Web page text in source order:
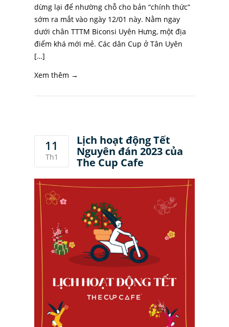
dừng lại để nhường chỗ cho bản “chính thức”
sớm ra mắt vào ngày 12/01 này. Nằm ngay
dưới chân TTTM Biconsi Uyên Hưng, một địa
điểm khá mới mẻ. Các dân Cup ở Tân Uyên
[…]
Xem thêm →
11
Th1
Lịch hoạt động Tết
Nguyên đán 2023 của
The Cup Cafe